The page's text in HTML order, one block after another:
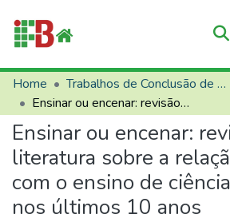
Communities & Collections
All of RIIFB
Manuals and Terms
Statistics
About RIIFB
Help
Home Trabalhos de Conclusão de Curso (TCCs)
Ensinar ou encenar: revisão de literatura sobre a relação do teatro com o ensino de ciências e biologia nos últimos 10 anos
Ensinar ou encenar:
literatura sobre a
com o ensino de
nos últimos 10 anos